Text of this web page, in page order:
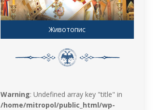
Животопис
Warning: Undefined array key "title" in
/home/mitropol/public_html/wp-